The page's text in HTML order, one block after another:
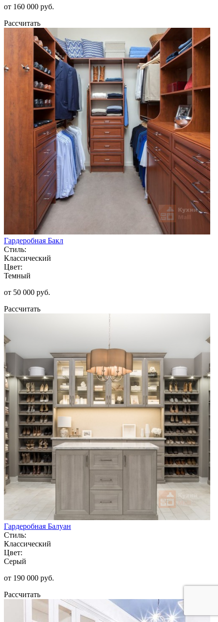
от 160 000 руб.
Рассчитать
Гардеробная Бакл
Стиль:
Классический
Цвет:
Темный
от 50 000 руб.
Рассчитать
Гардеробная Балуан
Стиль:
Классический
Цвет:
Серый
от 190 000 руб.
Рассчитать